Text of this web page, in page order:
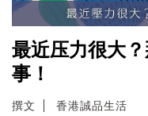
最近压力很大
事！
撰文 香港誠品生活